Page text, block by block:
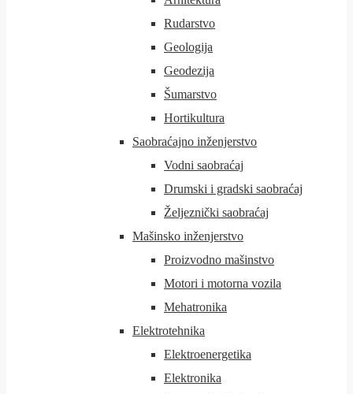
Rudarstvo
Geologija
Geodezija
Šumarstvo
Hortikultura
Saobraćajno inženjerstvo
Vodni saobraćaj
Drumski i gradski saobraćaj
Željeznički saobraćaj
Mašinsko inženjerstvo
Proizvodno mašinstvo
Motori i motorna vozila
Mehatronika
Elektrotehnika
Elektroenergetika
Elektronika